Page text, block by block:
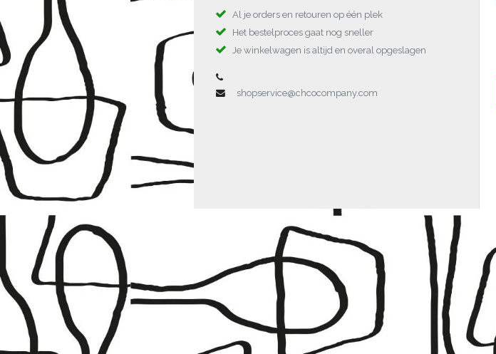
Al je orders en retouren op één plek
Het bestelproces gaat nog sneller
Je winkelwagen is altijd en overal opgeslagen
shopservice@chcocompany.com